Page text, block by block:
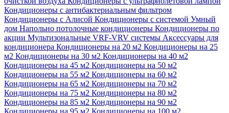
Кондиционеры с антибактериальным фильтром
Кондиционеры с Алисой Кондиционеры с системой Умный
дом Напольно потолочные кондиционеры Кондиционеры по
акции Мультизональные VRF-VRV системы Аксессуары для
кондиционера Кондиционеры на 20 м2 Кондиционеры на 25
м2 Кондиционеры на 30 м2 Кондиционеры на 40 м2
Кондиционеры на 45 м2 Кондиционеры на 50 м2
Кондиционеры на 55 м2 Кондиционеры на 60 м2
Кондиционеры на 65 м2 Кондиционеры на 70 м2
Кондиционеры на 75 м2 Кондиционеры на 80 м2
Кондиционеры на 85 м2 Кондиционеры на 90 м2
Кондиционеры на 95 м2 Кондиционеры на 100 м2